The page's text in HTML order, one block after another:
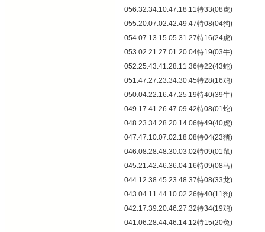
056.32.34.10.47.18.11特33(08虎)
055.20.07.02.42.49.47特08(04狗)
054.07.13.15.05.31.27特16(24虎)
053.02.21.27.01.20.04特19(03牛)
052.25.43.41.28.11.36特22(43蛇)
051.47.27.23.34.30.45特28(16鸡)
050.04.22.16.47.25.19特40(39牛)
049.17.41.26.47.09.42特08(01蛇)
048.23.34.28.20.14.06特49(40虎)
047.47.10.07.02.18.08特04(23猪)
046.08.28.48.30.03.02特09(01鼠)
045.21.42.46.36.04.16特09(08马)
044.12.38.45.23.48.37特08(33龙)
043.04.11.44.10.02.26特40(11狗)
042.17.39.20.46.27.32特34(19鸡)
041.06.28.44.46.14.12特15(20兔)